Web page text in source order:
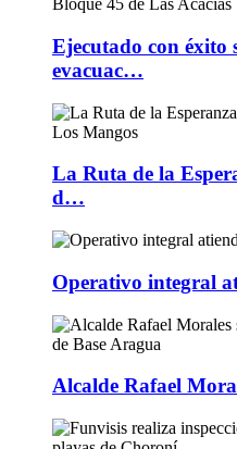
Ejecutado con éxito
evacuac…
La Ruta de la
d…
Operativo integral
Alcalde Rafael